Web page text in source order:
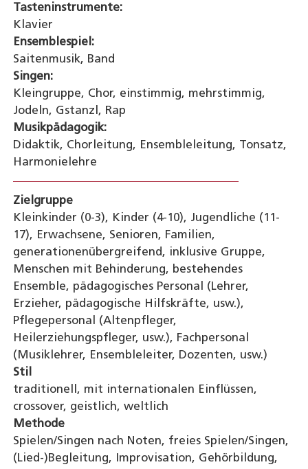
Tasteninstrumente:
Klavier
Ensemblespiel:
Saitenmusik, Band
Singen:
Kleingruppe, Chor, einstimmig, mehrstimmig,
Jodeln, Gstanzl, Rap
Musikpädagogik:
Didaktik, Chorleitung, Ensembleleitung, Tonsatz,
Harmonielehre
Zielgruppe
Kleinkinder (0-3), Kinder (4-10), Jugendliche (11-
17), Erwachsene, Senioren, Familien,
generationenübergreifend, inklusive Gruppe,
Menschen mit Behinderung, bestehendes
Ensemble, pädagogisches Personal (Lehrer,
Erzieher, pädagogische Hilfskräfte, usw.),
Pflegepersonal (Altenpfleger,
Heilerziehungspfleger, usw.), Fachpersonal
(Musiklehrer, Ensembleleiter, Dozenten, usw.)
Stil
traditionell, mit internationalen Einflüssen,
crossover, geistlich, weltlich
Methode
Spielen/Singen nach Noten, freies Spielen/Singen,
(Lied-)Begleitung, Improvisation, Gehörbildung,